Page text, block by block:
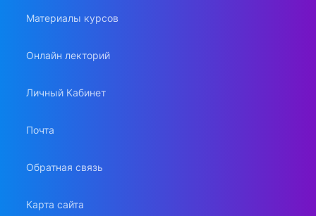
Материалы курсов
Онлайн лекторий
Личный Кабинет
Почта
Обратная связь
Карта сайта